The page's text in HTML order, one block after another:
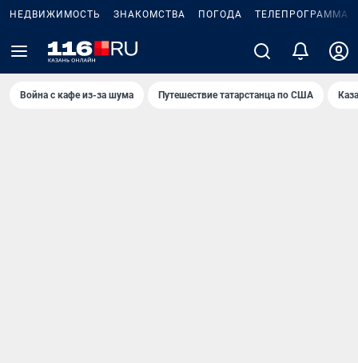
НЕДВИЖИМОСТЬ ЗНАКОМСТВА ПОГОДА ТЕЛЕПРОГРАММА
Война с кафе из-за шума Путешествие татарстанца по США